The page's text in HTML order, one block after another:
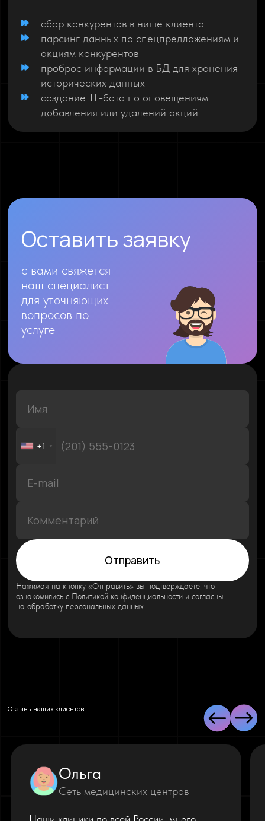
сбор конкурентов в нише клиента
парсинг данных по спецпредложениям и
акциям конкурентов
проброс информации в БД для хранения
исторических данных
создание ТГ-бота по оповещениям
добавления или удалений акций
Оставить заявку
с вами свяжется
наш специалист
для уточняющих
вопросов по
услуге
+1
Отправить
Нажимая на кнопку «Отправить» вы подтверждаете, что
ознакомились с Политикой конфиденциальностии согласны
на обработку персональных данных
Отзывы наших клиентов
Ольга
Сеть медицинских центров